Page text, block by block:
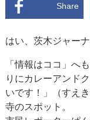
Share
はい、茨木ジャーナ
「情報はココ」へ
りにカレーアンド
いです！」（すえ
寺のスポット。